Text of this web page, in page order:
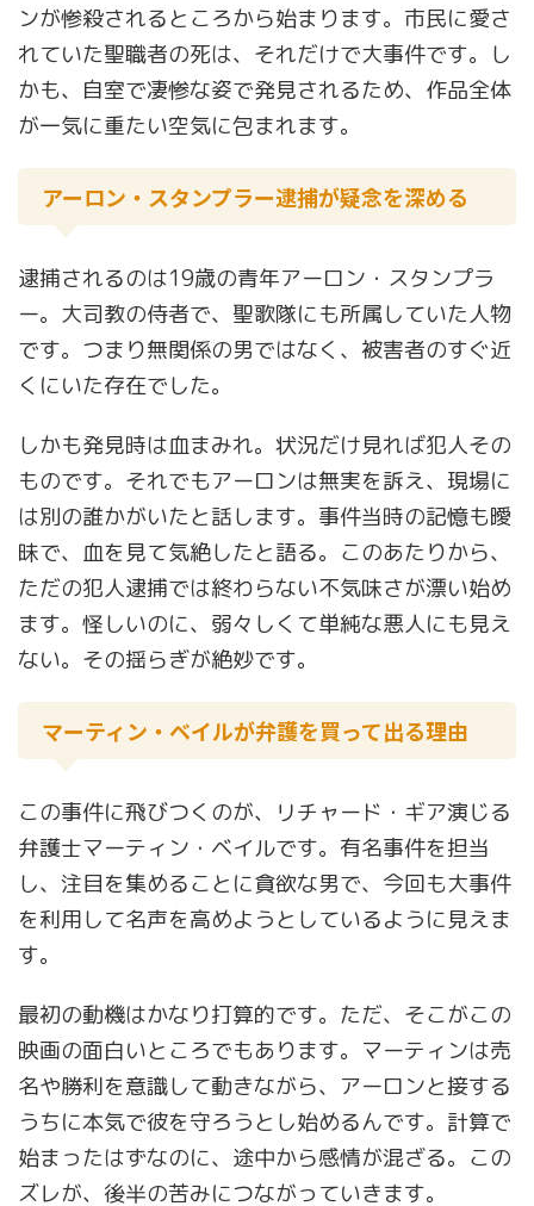
ンが惨殺されるところから始まります。市民に愛さ
れていた聖職者の死は、それだけで大事件です。し
かも、自室で凄惨な姿で発見されるため、作品全体
が一気に重たい空気に包まれます。
アーロン・スタンプラー逮捕が疑念を深める
逮捕されるのは19歳の青年アーロン・スタンプラ
ー。大司教の侍者で、聖歌隊にも所属していた人物
です。つまり無関係の男ではなく、被害者のすぐ近
くにいた存在でした。
しかも発見時は血まみれ。状況だけ見れば犯人その
ものです。それでもアーロンは無実を訴え、現場に
は別の誰かがいたと話します。事件当時の記憶も曖
昧で、血を見て気絶したと語る。このあたりから、
ただの犯人逮捕では終わらない不気味さが漂い始め
ます。怪しいのに、弱々しくて単純な悪人にも見え
ない。その揺らぎが絶妙です。
マーティン・ベイルが弁護を買って出る理由
この事件に飛びつくのが、リチャード・ギア演じる
弁護士マーティン・ベイルです。有名事件を担当
し、注目を集めることに貪欲な男で、今回も大事件
を利用して名声を高めようとしているように見えま
す。
最初の動機はかなり打算的です。ただ、そこがこの
映画の面白いところでもあります。マーティンは売
名や勝利を意識して動きながら、アーロンと接する
うちに本気で彼を守ろうとし始めるんです。計算で
始まったはずなのに、途中から感情が混ざる。この
ズレが、後半の苦みにつながっていきます。